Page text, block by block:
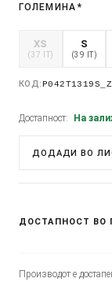
ГОЛЕМИНА *
XS
(37 IT)
S
(39 IT)
КОД:
Достапност: На
ДОДАДИ ВО
ДОСТАПНОСТ ВО
Производот е